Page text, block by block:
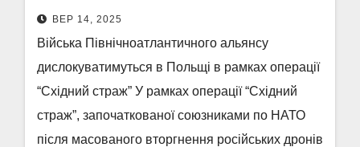
ВЕР 14, 2025
Війська Північноатлантичного альянсу
дислокуватимуться в Польщі в рамках операції
“Східний страж” У рамках операції “Східний
страж”, започаткованої союзниками по НАТО
після масованого вторгнення російських дронів